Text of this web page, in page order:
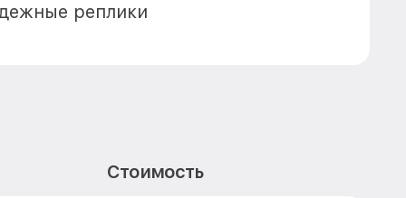
реплики
Стоимость